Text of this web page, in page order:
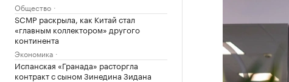
Общество
SCMP раскрыла, как Китай стал
«главным коллектором» другого
континента
Экономика
Испанская «Гранада» расторгла
контракт с сыном Зинедина Зидана